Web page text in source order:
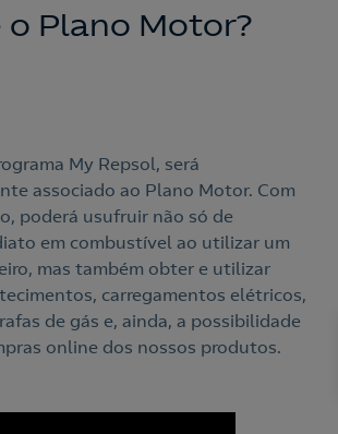
o Plano Motor?
My Repsol, será
associado ao Plano Motor. Com
poderá usufruir não só de
em combustível ao utilizar um
mas também obter e utilizar
carregamentos elétricos,
de gás e, ainda, a possibilidade
online dos nossos produtos.